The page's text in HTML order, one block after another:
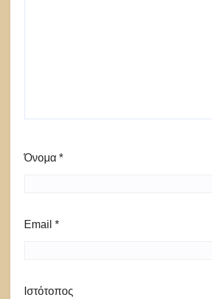
Όνομα *
Email *
Ιστότοπος